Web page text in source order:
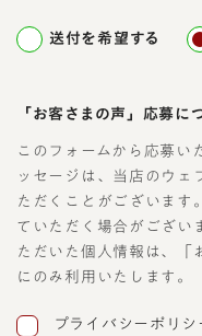
送付を希望する
「お客さまの声」応募に
このフォームから応募い
ッセージは、当店のウェ
ただくことがございます
ていただく場合がござい
ただいた個人情報は、「
にのみ利用いたします。
プライバシーポリシ